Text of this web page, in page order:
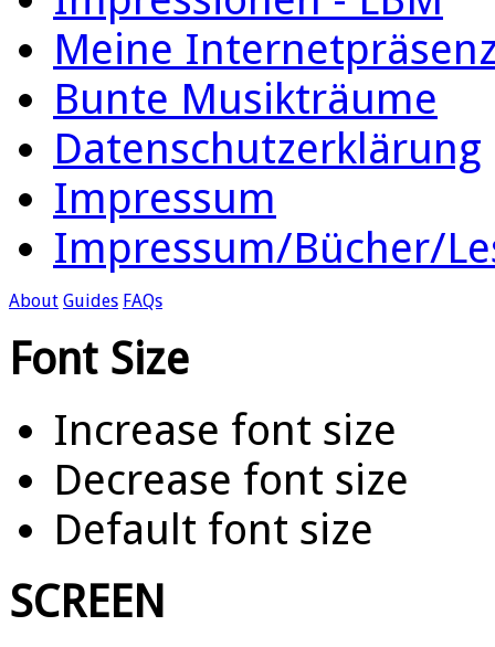
Meine
Bunte Musikträume
Datenschutzerklärung
Impressum
Impressum/Bücher/
About Guides FAQs
Font Size
Increase font size
Decrease font size
Default font size
SCREEN